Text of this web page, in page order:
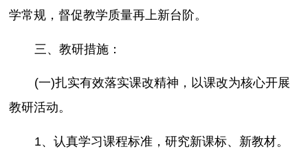
学常规，督促教学质量再上新台阶。
三、教研措施：
(一)扎实有效落实课改精神，以课改为核心开展
教研活动。
1、认真学习课程标准，研究新课标、新教材。